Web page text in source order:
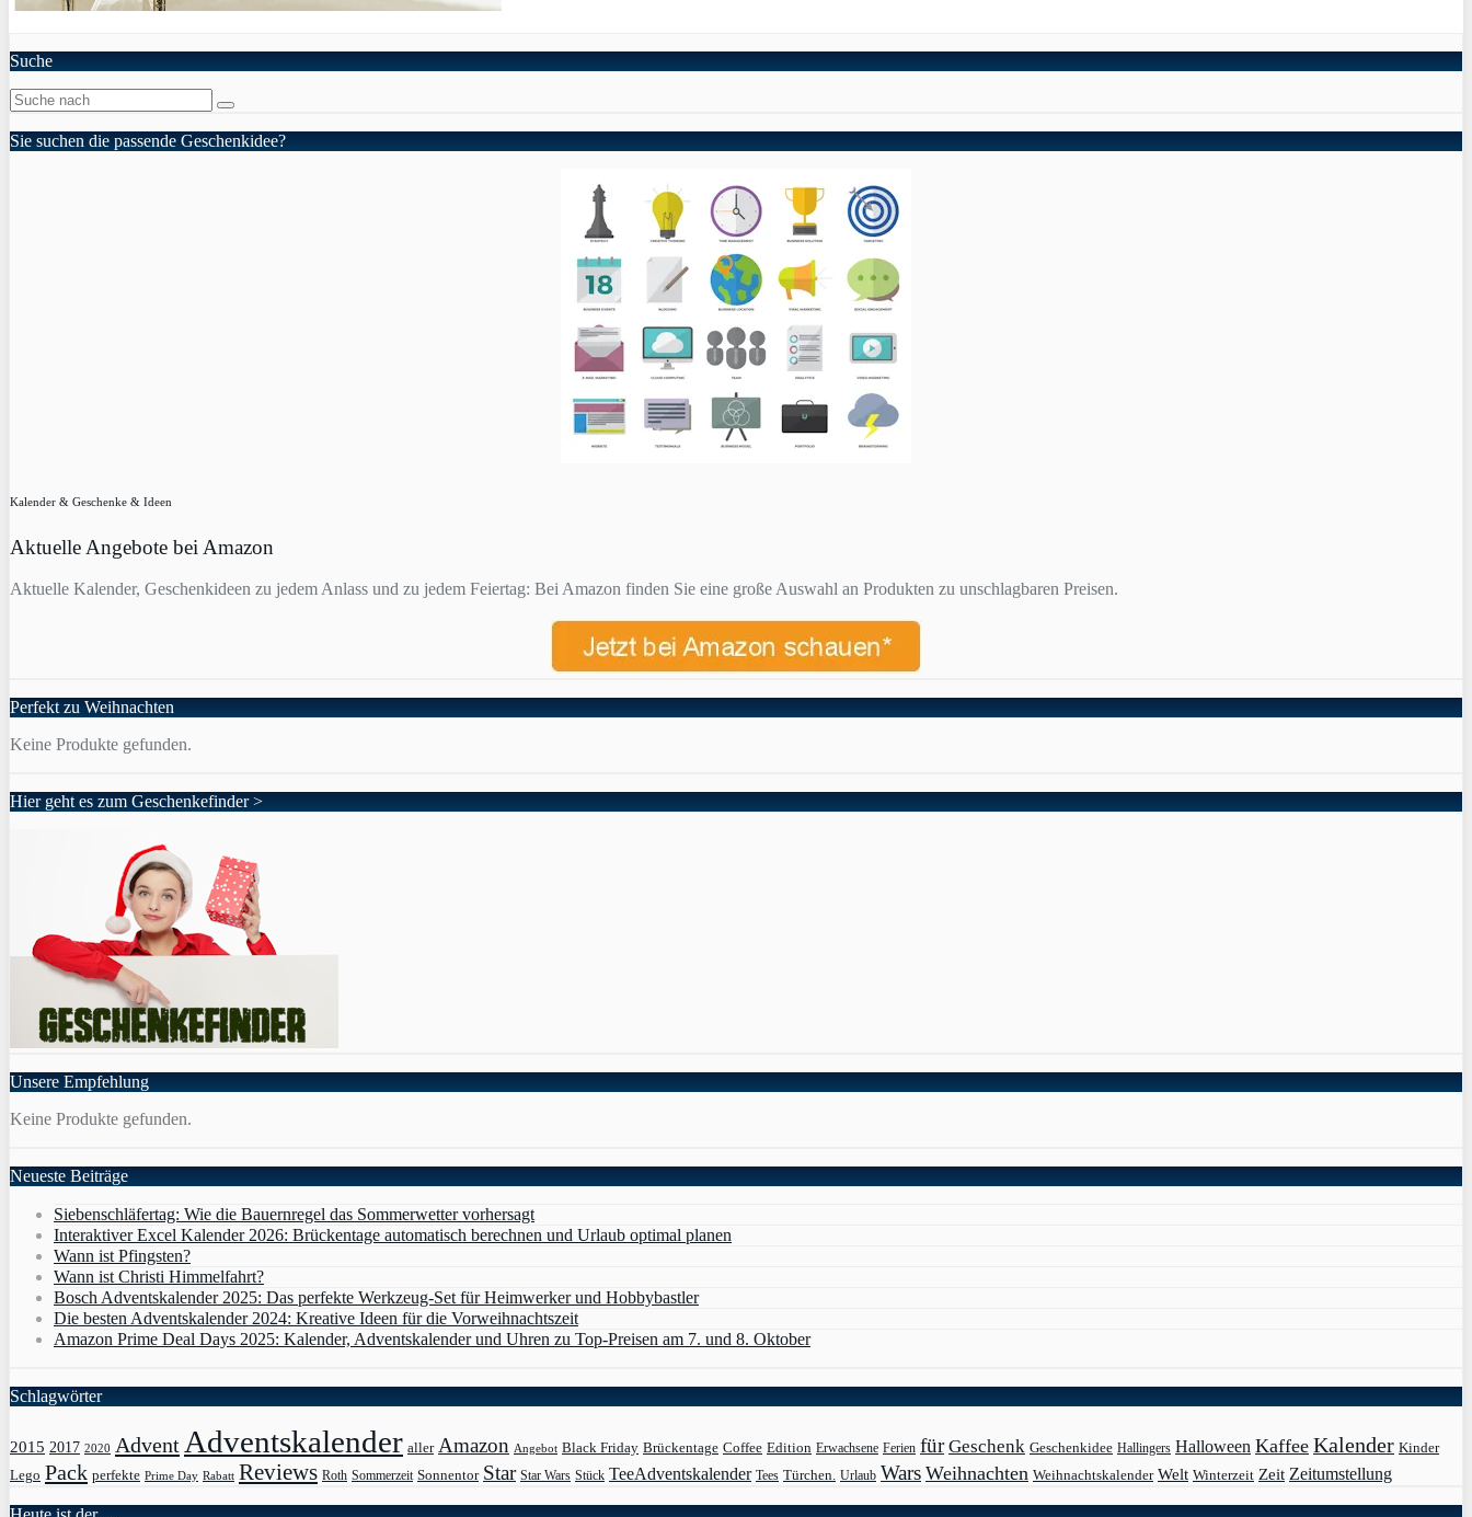
Suche
Sie suchen die passende Geschenkidee?
Kalender & Geschenke & Ideen
Aktuelle Angebote bei Amazon
Aktuelle Kalender, Geschenkideen zu jedem Anlass und zu jedem Feiertag: Bei Amazon finden Sie eine große Auswahl an Produkten zu unschlagbaren Preisen.
Perfekt zu Weihnachten
Keine Produkte gefunden.
Hier geht es zum Geschenkefinder >
Unsere Empfehlung
Keine Produkte gefunden.
Neueste Beiträge
Siebenschläfertag: Wie die Bauernregel das Sommerwetter vorhersagt
Interaktiver Excel Kalender 2026: Brückentage automatisch berechnen und Urlaub optimal planen
Wann ist Pfingsten?
Wann ist Christi Himmelfahrt?
Bosch Adventskalender 2025: Das perfekte Werkzeug-Set für Heimwerker und Hobbybastler
Die besten Adventskalender 2024: Kreative Ideen für die Vorweihnachtszeit
Amazon Prime Deal Days 2025: Kalender, Adventskalender und Uhren zu Top-Preisen am 7. und 8. Oktober
Schlagwörter
2015 2017 2020 AdventAdventskalender aller Amazon Angebot Black Friday Brückentage Coffee Edition Erwachsene Ferien für Geschenk Geschenkidee Hallingers Halloween Kaffee Kalender Kinder
Lego Pack perfekte Prime Day Rabatt Reviews Roth Sommerzeit Sonnentor Star Star Wars Stück TeeAdventskalender Tees Türchen. Urlaub Wars Weihnachten Weihnachtskalender Welt Winterzeit Zeit Zeitumstellung